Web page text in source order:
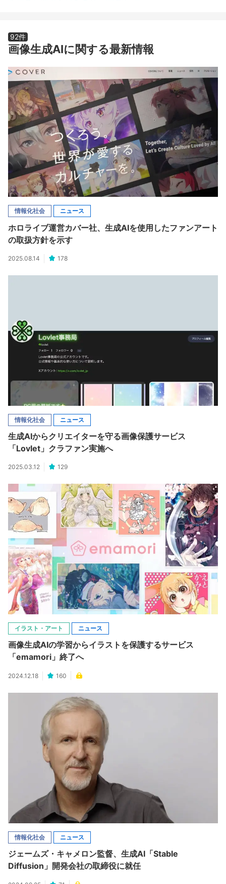
92件
画像生成AIに関する最新情報
情報化社会 ニュース
ホロライブ運営カバー社、生成AIを使用したファンアート
の取扱方針を示す
2025.08.14 178
情報化社会 ニュース
生成AIからクリエイターを守る画像保護サービス
「Lovlet」クラファン実施へ
2025.03.12 129
イラスト・アート ニュース
画像生成AIの学習からイラストを保護するサービス
「emamori」終了へ
2024.12.18 160
情報化社会 ニュース
ジェームズ・キャメロン監督、生成AI「Stable
Diffusion」開発会社の取締役に就任